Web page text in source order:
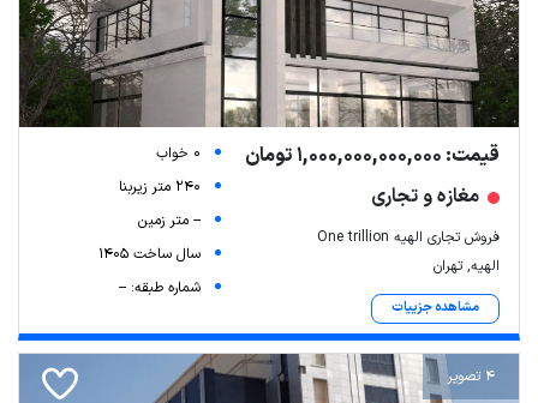
قیمت: 1,000,000,000,000 تومان
مغازه و تجاری
فروش تجاری الهیه One trillion
الهیه, تهران
مشاهده جزییات
0 خواب
240 متر زیربنا
-- متر زمین
سال ساخت 1405
شماره طبقه: --
4 تصویر